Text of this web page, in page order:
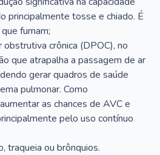
principalmente tosse e chiado. É
fumam;
obstrutiva crônica (DPOC), no
que atrapalha a passagem de ar
gerar quadros de saúde
pulmonar. Como
as chances de AVC e
pelo uso contínuo
traqueia ou brônquios.